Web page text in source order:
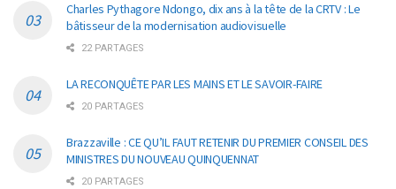
Charles Pythagore Ndongo, dix ans à la tête de la CRTV : Le
bâtisseur de la modernisation audiovisuelle
22 PARTAGES
LA RECONQUÊTE PAR LES MAINS ET LE SAVOIR-FAIRE
20 PARTAGES
Brazzaville : CE QU’IL FAUT RETENIR DU PREMIER CONSEIL DES
MINISTRES DU NOUVEAU QUINQUENNAT
20 PARTAGES